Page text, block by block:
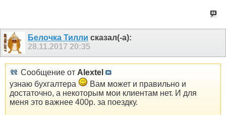
Белочка Тилли сказал(-а):
28.11.2017 20:35
Сообщение от Alextel
узнаю бухгалтера
Вам может и правильно и
достаточно, а некоторым мои клиентам нет. И для
меня это важнее 400р. за поездку.